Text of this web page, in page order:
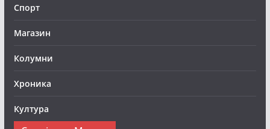
Спорт
Магазин
Колумни
Хроника
Култура